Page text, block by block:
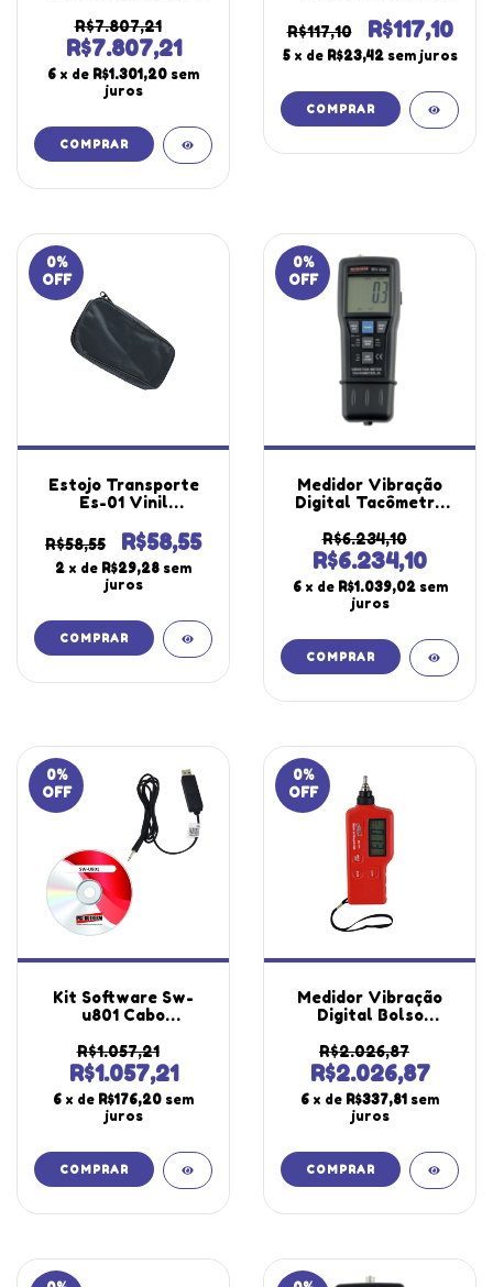
Hold Datalogger Mv-
690 Portátil
Software Windows
Certificado
R$7.807,21
R$7.807,21
6 x de R$1.301,20 sem
juros
Diversos
Equipamentos
Segurança
Instrutherm
R$117,10 R$117,10
5 x de R$23,42 sem juros
0%
OFF
Estojo Transporte
Es-01 Vinil
Utilizado Diversos
Equipamentos
Segurança
Laboratório
R$58,55 R$58,55
2 x de R$29,28 sem
juros
0%
OFF
Medidor Vibração
Digital Tacômetro
Velocidade Hold
Peak Aceleração
Datalogger Mv-690
Portátil Instrutherm
R$6.234,10
R$6.234,10
6 x de R$1.039,02 sem
juros
0%
OFF
Kit Software Sw-
u801 Cabo
Windows Usb-01
Saída Direta
Utilizado Diversos
Equipamentos
Instrutherm
R$1.057,21
R$1.057,21
6 x de R$176,20 sem
juros
0%
OFF
Medidor Vibração
Digital Bolso
Deslocamento
Aceleração Haste
Mv-710 Portátil
Estojo Com
Certificado
R$2.026,87
R$2.026,87
6 x de R$337,81 sem
juros